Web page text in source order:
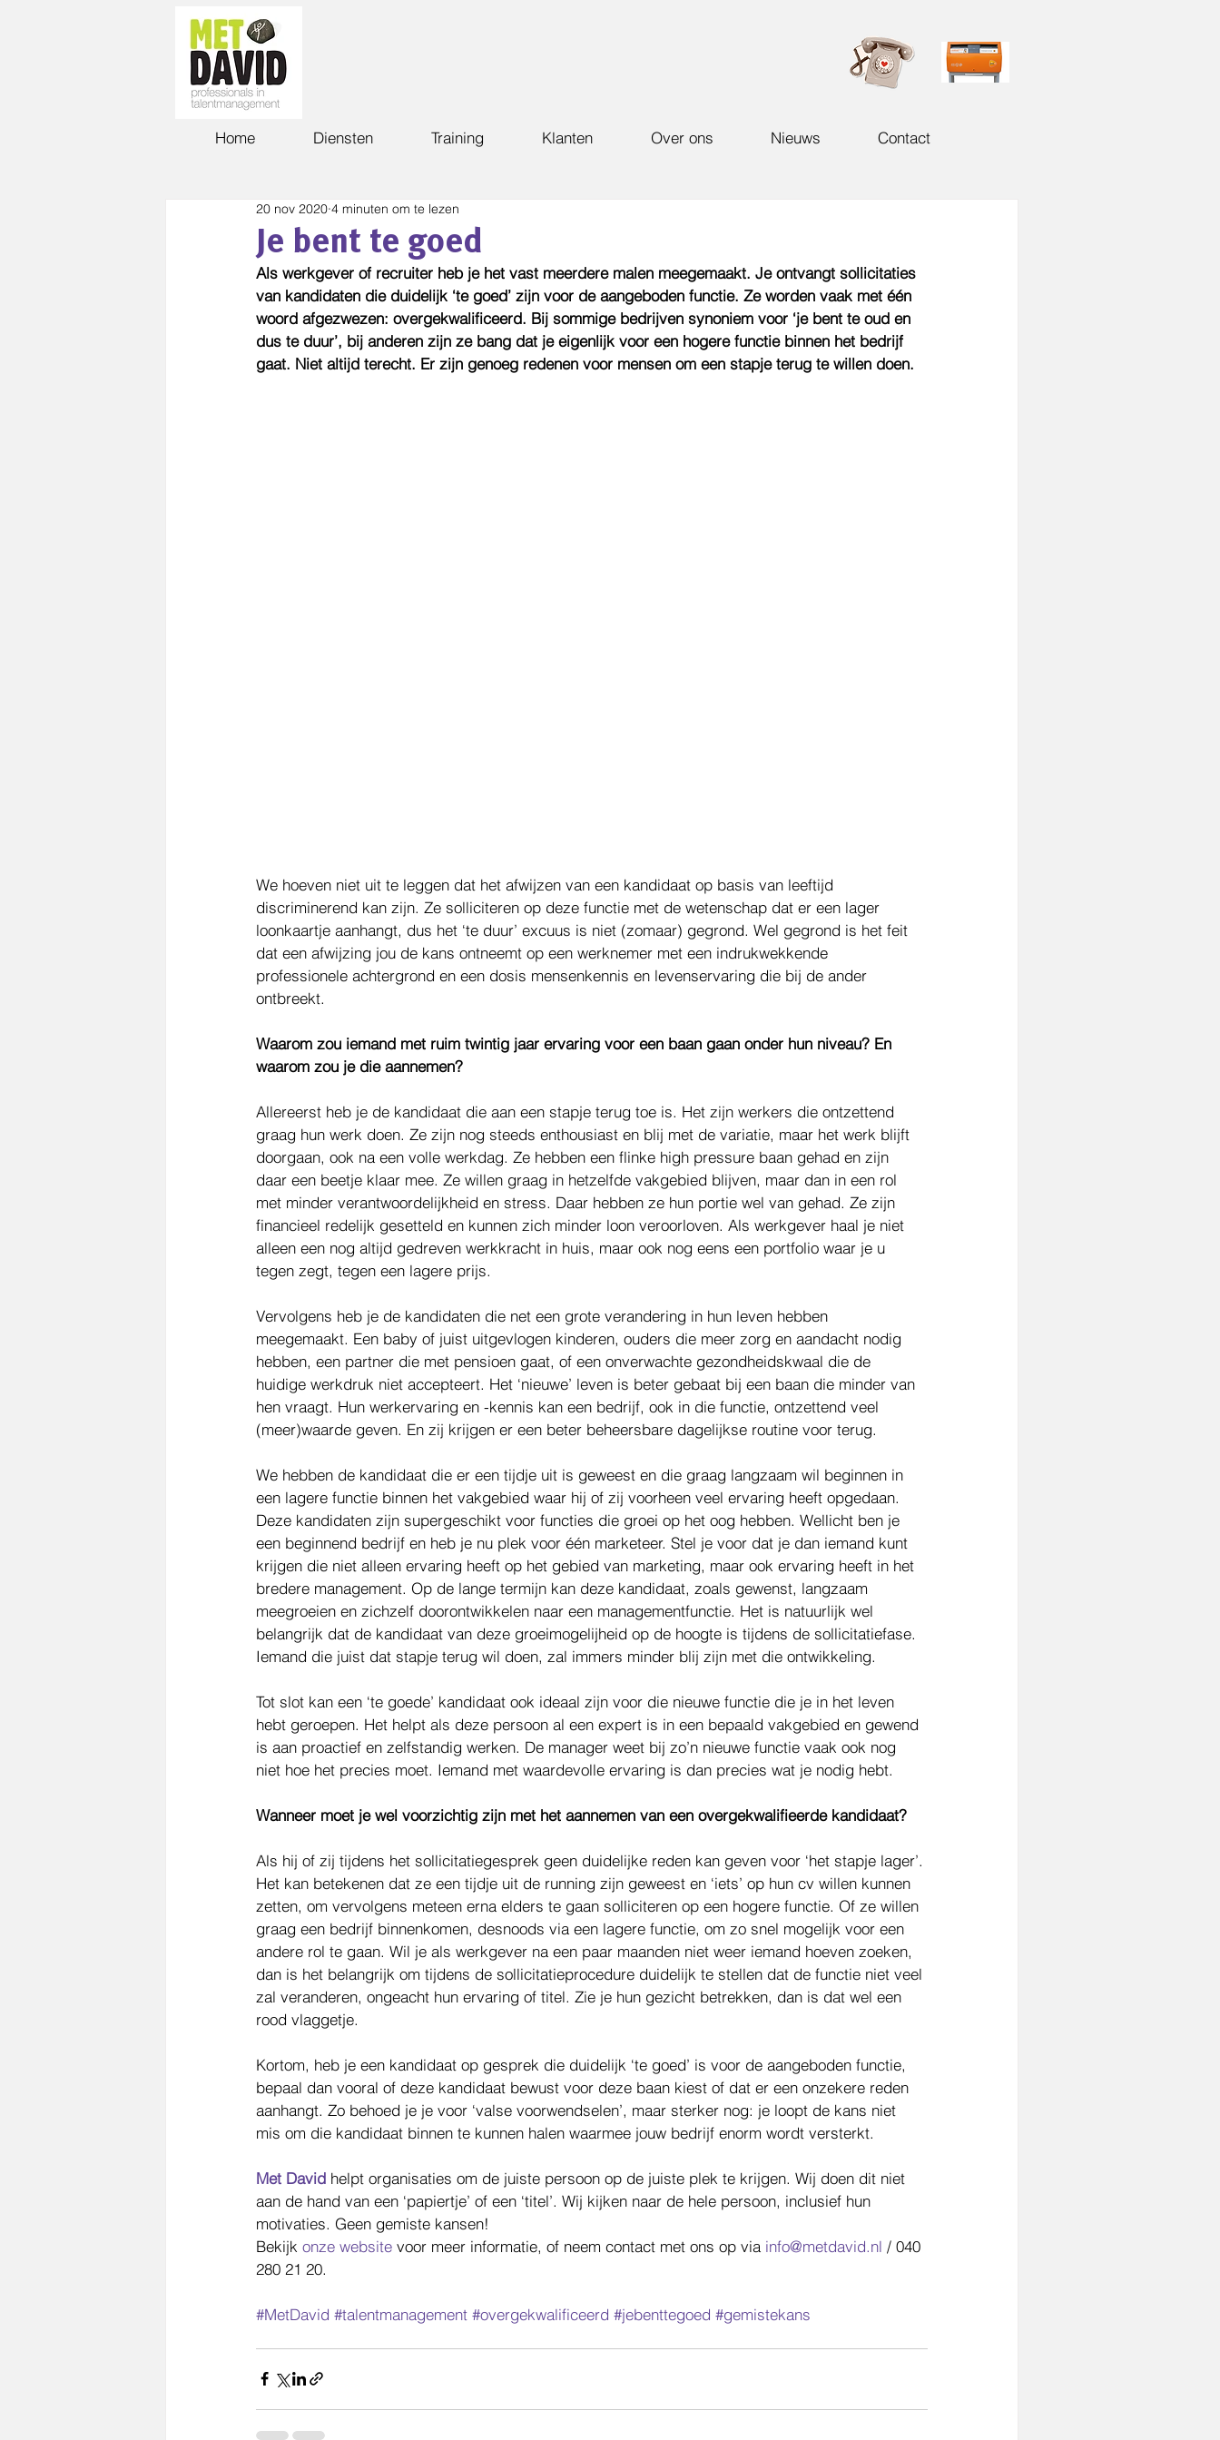
Home Diensten Training Klanten Over ons Nieuws Contact
Je bent te goed
20 nov 2020 4 minuten om te lezen
Als werkgever of recruiter heb je het vast meerdere malen meegemaakt. Je ontvangt sollicitaties
van kandidaten die duidelijk ‘te goed’ zijn voor de aangeboden functie. Ze worden vaak met één
woord afgezwezen: overgekwalificeerd. Bij sommige bedrijven synoniem voor ‘je bent te oud en
dus te duur’, bij anderen zijn ze bang dat je eigenlijk voor een hogere functie binnen het bedrijf
gaat. Niet altijd terecht. Er zijn genoeg redenen voor mensen om een stapje terug te willen doen.
We hoeven niet uit te leggen dat het afwijzen van een kandidaat op basis van leeftijd
discriminerend kan zijn. Ze solliciteren op deze functie met de wetenschap dat er een lager
loonkaartje aanhangt, dus het ‘te duur’ excuus is niet (zomaar) gegrond. Wel gegrond is het feit
dat een afwijzing jou de kans ontneemt op een werknemer met een indrukwekkende
professionele achtergrond en een dosis mensenkennis en levenservaring die bij de ander
ontbreekt.
Waarom zou iemand met ruim twintig jaar ervaring voor een baan gaan onder hun niveau? En
waarom zou je die aannemen?
Allereerst heb je de kandidaat die aan een stapje terug toe is. Het zijn werkers die ontzettend
graag hun werk doen. Ze zijn nog steeds enthousiast en blij met de variatie, maar het werk blijft
doorgaan, ook na een volle werkdag. Ze hebben een flinke high pressure baan gehad en zijn
daar een beetje klaar mee. Ze willen graag in hetzelfde vakgebied blijven, maar dan in een rol
met minder verantwoordelijkheid en stress. Daar hebben ze hun portie wel van gehad. Ze zijn
financieel redelijk gesetteld en kunnen zich minder loon veroorloven. Als werkgever haal je niet
alleen een nog altijd gedreven werkkracht in huis, maar ook nog eens een portfolio waar je u
tegen zegt, tegen een lagere prijs.
Vervolgens heb je de kandidaten die net een grote verandering in hun leven hebben
meegemaakt. Een baby of juist uitgevlogen kinderen, ouders die meer zorg en aandacht nodig
hebben, een partner die met pensioen gaat, of een onverwachte gezondheidskwaal die de
huidige werkdruk niet accepteert. Het ‘nieuwe’ leven is beter gebaat bij een baan die minder van
hen vraagt. Hun werkervaring en -kennis kan een bedrijf, ook in die functie, ontzettend veel
(meer)waarde geven. En zij krijgen er een beter beheersbare dagelijkse routine voor terug.
We hebben de kandidaat die er een tijdje uit is geweest en die graag langzaam wil beginnen in
een lagere functie binnen het vakgebied waar hij of zij voorheen veel ervaring heeft opgedaan.
Deze kandidaten zijn supergeschikt voor functies die groei op het oog hebben. Wellicht ben je
een beginnend bedrijf en heb je nu plek voor één marketeer. Stel je voor dat je dan iemand kunt
krijgen die niet alleen ervaring heeft op het gebied van marketing, maar ook ervaring heeft in het
bredere management. Op de lange termijn kan deze kandidaat, zoals gewenst, langzaam
meegroeien en zichzelf doorontwikkelen naar een managementfunctie. Het is natuurlijk wel
belangrijk dat de kandidaat van deze groeimogelijheid op de hoogte is tijdens de sollicitatiefase.
Iemand die juist dat stapje terug wil doen, zal immers minder blij zijn met die ontwikkeling.
Tot slot kan een ‘te goede’ kandidaat ook ideaal zijn voor die nieuwe functie die je in het leven
hebt geroepen. Het helpt als deze persoon al een expert is in een bepaald vakgebied en gewend
is aan proactief en zelfstandig werken. De manager weet bij zo’n nieuwe functie vaak ook nog
niet hoe het precies moet. Iemand met waardevolle ervaring is dan precies wat je nodig hebt.
Wanneer moet je wel voorzichtig zijn met het aannemen van een overgekwalifieerde kandidaat?
Als hij of zij tijdens het sollicitatiegesprek geen duidelijke reden kan geven voor ‘het stapje lager’.
Het kan betekenen dat ze een tijdje uit de running zijn geweest en ‘iets’ op hun cv willen kunnen
zetten, om vervolgens meteen erna elders te gaan solliciteren op een hogere functie. Of ze willen
graag een bedrijf binnenkomen, desnoods via een lagere functie, om zo snel mogelijk voor een
andere rol te gaan. Wil je als werkgever na een paar maanden niet weer iemand hoeven zoeken,
dan is het belangrijk om tijdens de sollicitatieprocedure duidelijk te stellen dat de functie niet veel
zal veranderen, ongeacht hun ervaring of titel. Zie je hun gezicht betrekken, dan is dat wel een
rood vlaggetje.
Kortom, heb je een kandidaat op gesprek die duidelijk ‘te goed’ is voor de aangeboden functie,
bepaal dan vooral of deze kandidaat bewust voor deze baan kiest of dat er een onzekere reden
aanhangt. Zo behoed je je voor ‘valse voorwendselen’, maar sterker nog: je loopt de kans niet
mis om die kandidaat binnen te kunnen halen waarmee jouw bedrijf enorm wordt versterkt.
Met David helpt organisaties om de juiste persoon op de juiste plek te krijgen. Wij doen dit niet
aan de hand van een ‘papiertje’ of een ‘titel’. Wij kijken naar de hele persoon, inclusief hun
motivaties. Geen gemiste kansen!
Bekijk onze website voor meer informatie, of neem contact met ons op via info@metdavid.nl / 040
280 21 20.
#MetDavid #talentmanagement #overgekwalificeerd #jebenttegoed #gemistekans